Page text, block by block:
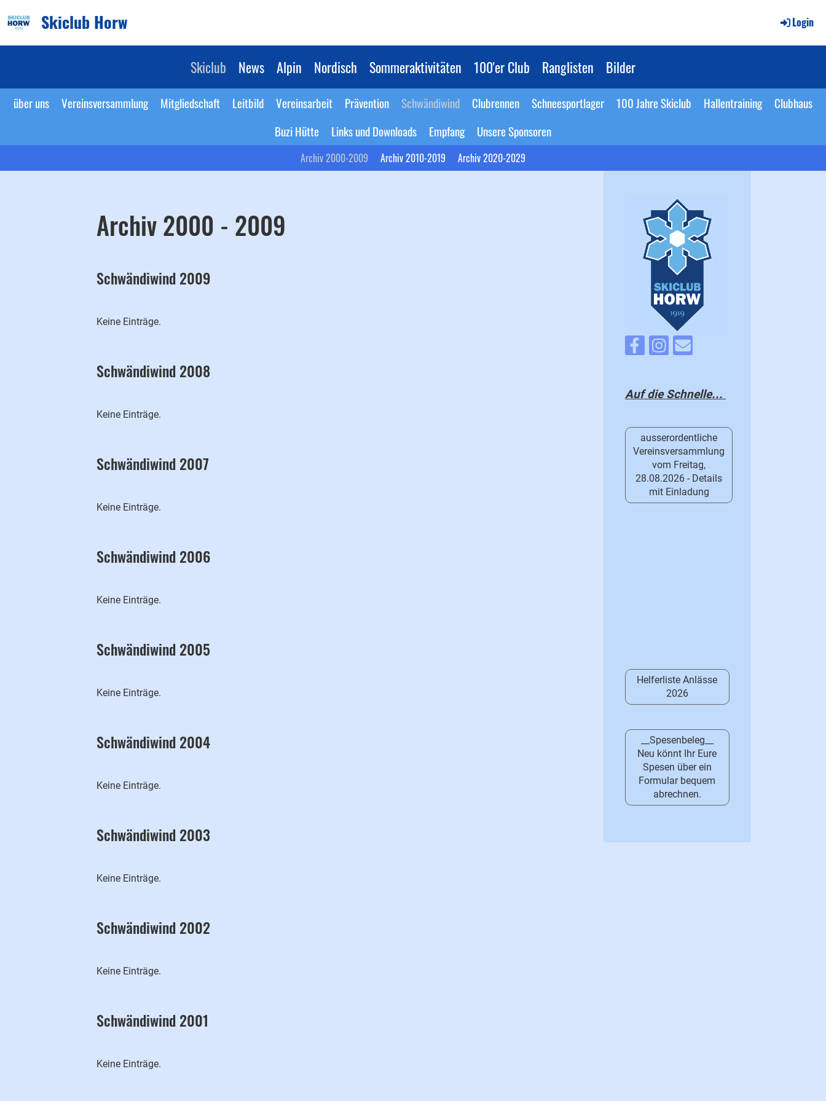
Skiclub Horw Login
Skiclub News Alpin Nordisch Sommeraktivitäten 100'er Club Ranglisten Bilder
über uns Vereinsversammlung Mitgliedschaft Leitbild Vereinsarbeit Prävention Schwändiwind Clubrennen Schneesportlager 100 Jahre Skiclub Hallentraining
Clubhaus
Buzi Hütte
Links und Downloads Empfang Unsere Sponsoren
Archiv 2000-2009 Archiv 2010-2019 Archiv 2020-2029
Archiv 2000 - 2009
Schwändiwind 2009
Keine Einträge.
Schwändiwind 2008
Keine Einträge.
Schwändiwind 2007
Keine Einträge.
Schwändiwind 2006
Keine Einträge.
Schwändiwind 2005
Keine Einträge.
Schwändiwind 2004
Keine Einträge.
Schwändiwind 2003
Keine Einträge.
Schwändiwind 2002
Keine Einträge.
Schwändiwind 2001
Keine Einträge.
Auf die Schnelle...
ausserordentliche
Vereinsversammlung
vom Freitag,
28.08.2026 - Details
mit Einladung
Helferliste Anlässe
2026
__Spesenbeleg__
Neu könnt Ihr Eure
Spesen über ein
Formular bequem
abrechnen.